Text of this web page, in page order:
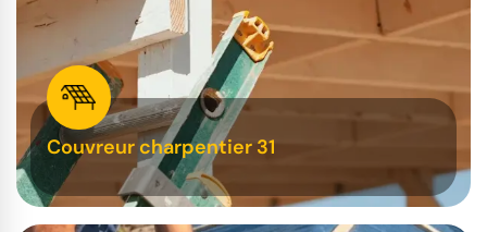
Couvreur charpentier 31